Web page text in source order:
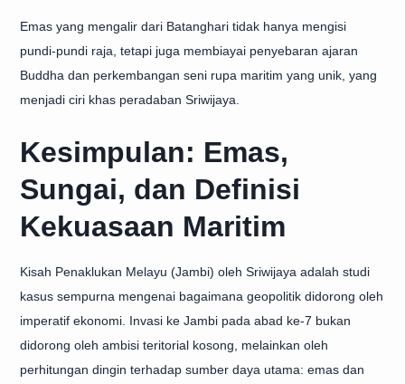
Emas yang mengalir dari Batanghari tidak hanya mengisi
pundi-pundi raja, tetapi juga membiayai penyebaran ajaran
Buddha dan perkembangan seni rupa maritim yang unik, yang
menjadi ciri khas peradaban Sriwijaya.
Kesimpulan: Emas,
Sungai, dan Definisi
Kekuasaan Maritim
Kisah Penaklukan Melayu (Jambi) oleh Sriwijaya adalah studi
kasus sempurna mengenai bagaimana geopolitik didorong oleh
imperatif ekonomi. Invasi ke Jambi pada abad ke-7 bukan
didorong oleh ambisi teritorial kosong, melainkan oleh
perhitungan dingin terhadap sumber daya utama: emas dan